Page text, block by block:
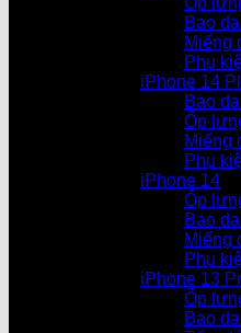
Bao
Miếng
Phụ
iPhone 14
Bao
Ốp
Miếng
Phụ
iPhone 14
Ốp
Bao
Miếng
Phụ
iPhone 13
Ốp
Bao